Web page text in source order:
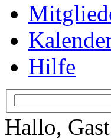
Hilfe
Hallo,